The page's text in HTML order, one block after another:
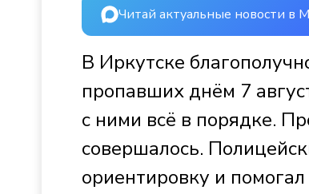
Читай актуальные новости в
В Иркутске
пропавших днём 7
с ними всё в порядке.
совершалось.
ориентировку и